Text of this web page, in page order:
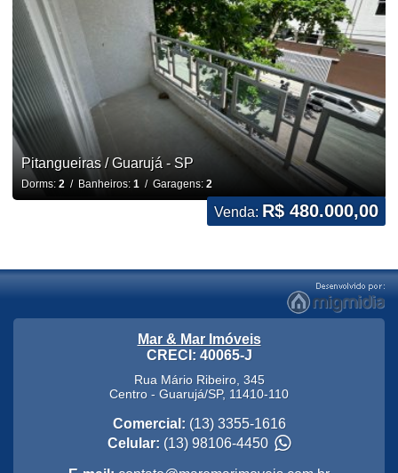
Pitangueiras / Guarujá - SP
Dorms: 2/ Banheiros: 1 / Garagens: 2
Venda: R$ 480.000,00
Mar & Mar Imóveis
CRECI: 40065-J
Rua Mário Ribeiro, 345
Centro - Guarujá/SP, 11410-110
Comercial: (13) 3355-1616
Celular: (13) 98106-4450